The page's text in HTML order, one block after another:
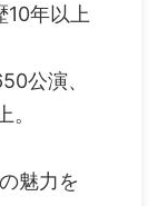
10年以上
公演、
魅力を